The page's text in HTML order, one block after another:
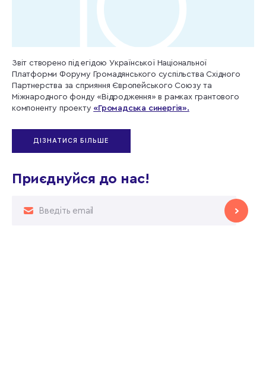
Звіт створено під егідою Української Національної
Платформи Форуму Громадянського суспільства Східного
Партнерства за сприяння Європейського Союзу та
Міжнародного фонду «Відродження» в рамках грантового
компоненту проекту «Громадська синергія».
ДІЗНАТИСЯ БІЛЬШЕ
Приєднуйся до нас!